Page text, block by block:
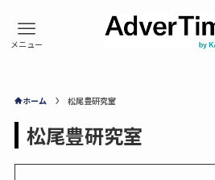
ホーム 松尾豊研究室
松尾豊研究室